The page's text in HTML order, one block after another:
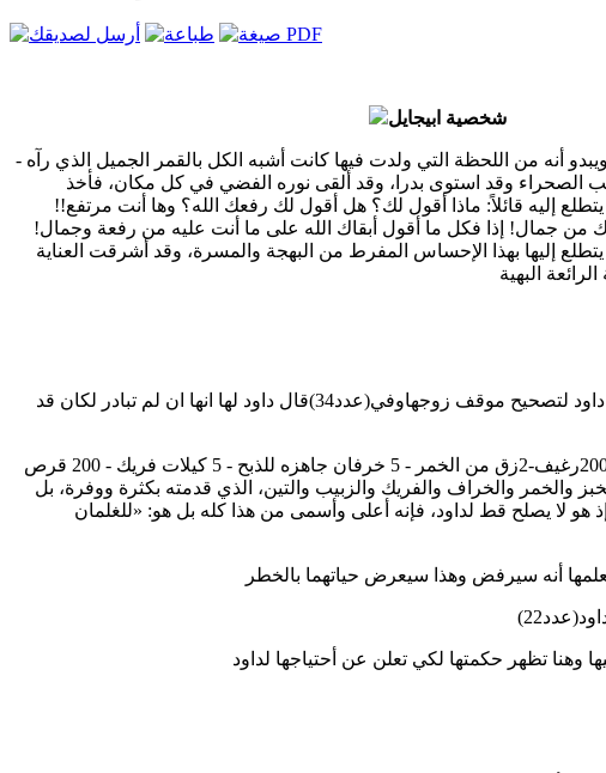
شخصية ابيجايل
- معنى الكلمة «أبيجايل» بهجة أبيها، ويبدو أنه من اللحظة التي ولدت فيها كانت أشبه الكل بالقمر الجميل الذي رآه
الصحراء وقد استوى بدرا، وقد ألقى نوره الفضي في كل مكان، فأخذ
إليه قائلاً: ماذا أقول لك؟ هل أقول لك رفعك الله؟ وها أنت مرتفع!!
من جمال! إذا فكل ما أقول أبقاك الله على ما أنت عليه من رفعة وجمال!
يتطلع إليها بهذا الإحساس المفرط من البهجة والمسرة، وقد أشرقت العناية
البهية
شجاعه :(عدد18)تبادر بالذهاب الي داود لتصحيح موقف زوجهاوفي(عدد34)قال داود لها انها ان لم تبادر لكان قد
كريمه :آخذت من كل شيء بوفره 200رغيف-2زق من الخمر - 5 خرفان جاهزه للذبح - 5 كيلات فريك - 200 قرص
والخمر والخراف والفريك والزبيب والتين، الذي قدمته بكثرة ووفرة، بل
هو لا يصلح قط لداود، فإنه أعلى وأسمى من هذا كله بل هو: «للغلمان